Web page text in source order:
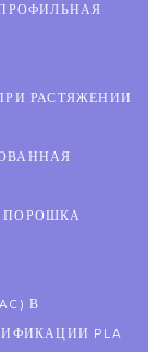
РАСТЯЖЕНИИ
ПОРОШКА
В
PLA